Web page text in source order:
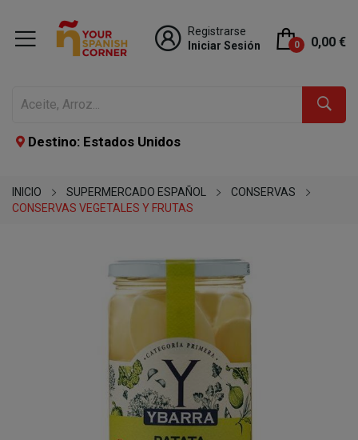
Registrarse
Iniciar Sesión
0 0,00 €
Destino: Estados Unidos
INICIO SUPERMERCADO ESPAÑOL
CONSERVAS
CONSERVAS VEGETALES Y FRUTAS